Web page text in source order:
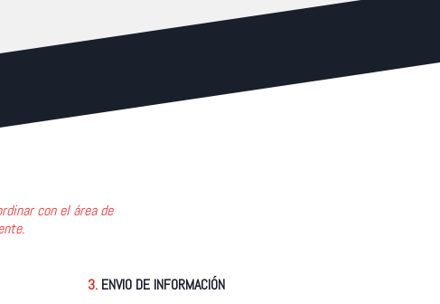
con el área de
3. ENVIO DE INFORMACIÓN